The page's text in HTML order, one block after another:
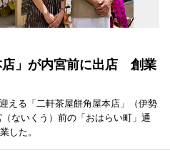
店」が内宮前に出店 創業
える「二軒茶屋餅角屋本店」（伊勢
ないくう）前の「おはらい町」通
した。